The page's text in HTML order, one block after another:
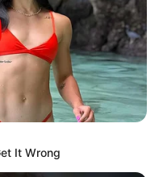
It Wrong